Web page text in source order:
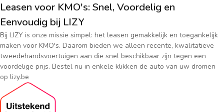
Leasen voor KMO's: Snel, Voordelig en
Eenvoudig bij LIZY
Bij LIZY is onze missie simpel: het leasen gemakkelijk en toegankelijk
maken voor KMO's. Daarom bieden we alleen recente, kwalitatieve
tweedehandsvoertuigen aan die snel beschikbaar zijn tegen een
voordelige prijs. Bestel nu in enkele klikken de auto van uw dromen
op lizy.be